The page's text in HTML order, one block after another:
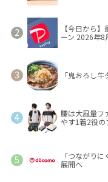
【今日から
ーン 2026年8
「鬼おろし
腰は大風量フ
やす1着2役
「つながり
展開へ